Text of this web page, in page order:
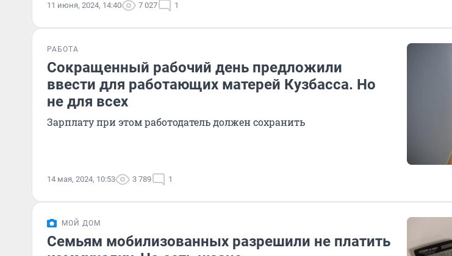
11 июня, 2024, 14:40 7 027 1
РАБОТА
Сокращенный рабочий день предложили
ввести для работающих матерей Кузбасса. Но
не для всех
Зарплату при этом работодатель должен сохранить
14 мая, 2024, 10:53 3 789 1
МОЙ ДОМ
Семьям мобилизованных разрешили не платить